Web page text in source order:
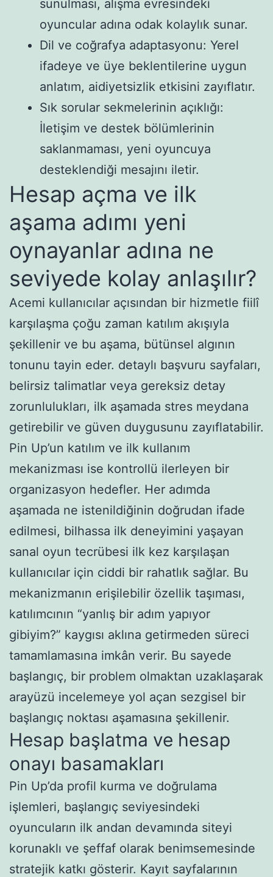
sunulması, alışma evresindeki
oyuncular adına odak kolaylık sunar.
Dil ve coğrafya adaptasyonu: Yerel
ifadeye ve üye beklentilerine uygun
anlatım, aidiyetsizlik etkisini zayıflatır.
Sık sorular sekmelerinin açıklığı:
İletişim ve destek bölümlerinin
saklanmaması, yeni oyuncuya
desteklendiği mesajını iletir.
Hesap açma ve ilk
aşama adımı yeni
oynayanlar adına ne
seviyede kolay anlaşılır?
Acemi kullanıcılar açısından bir hizmetle fiilî
karşılaşma çoğu zaman katılım akışıyla
şekillenir ve bu aşama, bütünsel algının
tonunu tayin eder. detaylı başvuru sayfaları,
belirsiz talimatlar veya gereksiz detay
zorunlulukları, ilk aşamada stres meydana
getirebilir ve güven duygusunu zayıflatabilir.
Pin Up’un katılım ve ilk kullanım
mekanizması ise kontrollü ilerleyen bir
organizasyon hedefler. Her adımda
aşamada ne istenildiğinin doğrudan ifade
edilmesi, bilhassa ilk deneyimini yaşayan
sanal oyun tecrübesi ilk kez karşılaşan
kullanıcılar için ciddi bir rahatlık sağlar. Bu
mekanizmanın erişilebilir özellik taşıması,
katılımcının “yanlış bir adım yapıyor
gibiyim?” kaygısı aklına getirmeden süreci
tamamlamasına imkân verir. Bu sayede
başlangıç, bir problem olmaktan uzaklaşarak
arayüzü incelemeye yol açan sezgisel bir
başlangıç noktası aşamasına şekillenir.
Hesap başlatma ve hesap
onayı basamakları
Pin Up’da profil kurma ve doğrulama
işlemleri, başlangıç seviyesindeki
oyuncuların ilk andan devamında siteyi
korunaklı ve şeffaf olarak benimsemesinde
stratejik katkı gösterir. Kayıt sayfalarının